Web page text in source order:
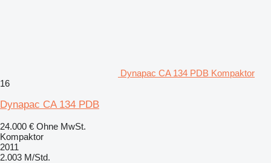
Dynapac CA 134 PDB Kompaktor
16
Dynapac CA 134 PDB
24.000 € Ohne MwSt.
Kompaktor
2011
2.003 M/Std.